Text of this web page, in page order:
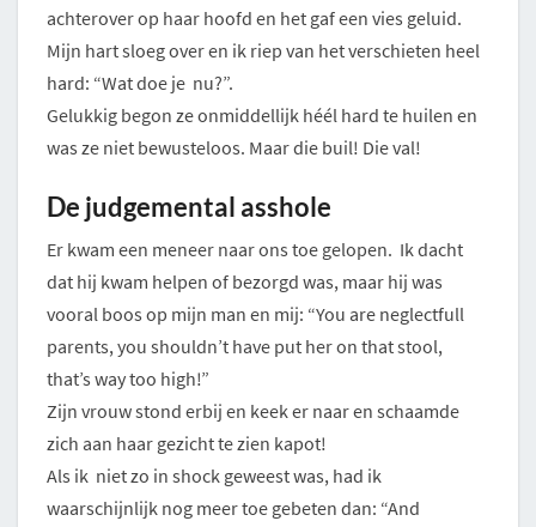
achterover op haar hoofd en het gaf een vies geluid.
Mijn hart sloeg over en ik riep van het verschieten heel
hard: “Wat doe je nu?”.
Gelukkig begon ze onmiddellijk héél hard te huilen en
was ze niet bewusteloos. Maar die buil! Die val!
De judgemental asshole
Er kwam een meneer naar ons toe gelopen. Ik dacht
dat hij kwam helpen of bezorgd was, maar hij was
vooral boos op mijn man en mij: “You are neglectfull
parents, you shouldn’t have put her on that stool,
that’s way too high!”
Zijn vrouw stond erbij en keek er naar en schaamde
zich aan haar gezicht te zien kapot!
Als ik niet zo in shock geweest was, had ik
waarschijnlijk nog meer toe gebeten dan: “And